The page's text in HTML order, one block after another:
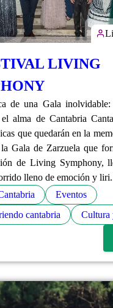
LIVING
de una Gala inolvidable:
alma de Cantabria
que quedarán en la
la Gala de Zarzuela que
de Living Symphony,
lleno de emoción y
Eventos
cantabria
Cultura